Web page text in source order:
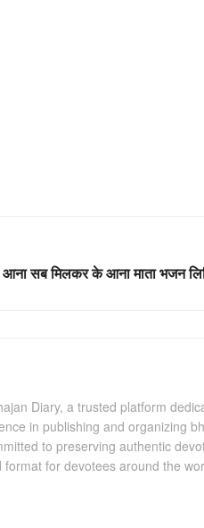
सब मिलकर के आना माता भजन
Diary, a trusted platform
in publishing and organizing
to preserving authentic
for devotees around the